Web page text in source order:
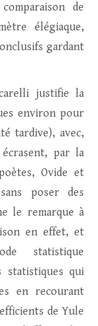
de
élégiaque,
gardant
justifie la
environ pour
tardive), avec,
par la
Ovide et
poser des
le remarque à
en effet, et
statistique
statistiques qui
en recourant
de Yule